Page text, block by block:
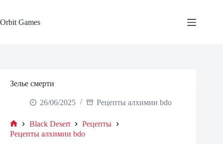
content
Orbit Games
Зелье смерти
26/06/2025 Рецепты алхимии bdo
Home
Black Desert
Рецепты
Рецепты алхимии bdo